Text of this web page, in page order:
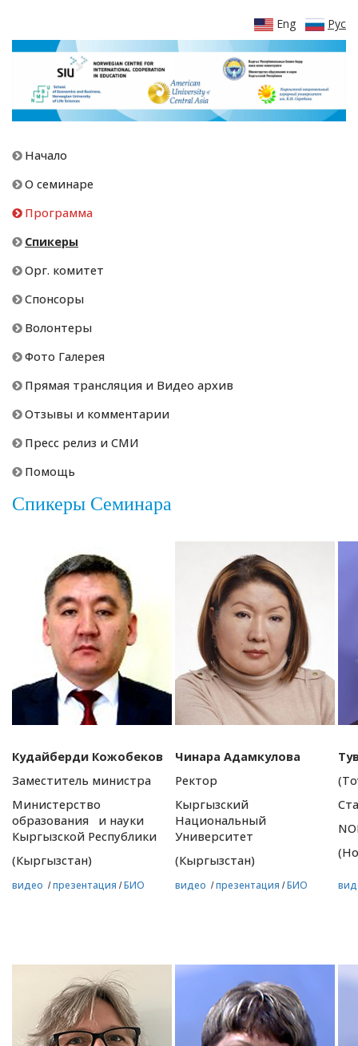
Eng Рус
Начало
О семинаре
Программа
Спикеры
Орг. комитет
Спонсоры
Волонтеры
Фото Галерея
Прямая трансляция и Видео архив
Отзывы и комментарии
Пресс релиз и СМИ
Помощь
Спикеры Семинара
Кудайберди Кожобеков
Заместитель министра
Министерство
образования и науки
Кыргызской Республики
(Кыргызстан)
Чинара Адамкулова
Ректор
Кыргызский
Национальный
Университет
(Кыргызстан)
видео /презентация /БИО видео /презентация /БИО